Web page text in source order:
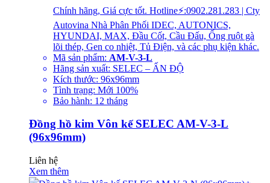
Chính hãng, Giá cực tốt. Hotline⚡:0902.281.283 | Cty
Autovina Nhà Phân Phối IDEC, AUTONICS,
HYUNDAI, MAX, Đầu Cốt, Cầu Đấu, Ống ruột gà
lõi thép, Gen co nhiệt, Tủ Điện, và các phụ kiện khác.
Mã sản phẩm: AM-V-3-L
Hãng sản xuất: SELEC – ẤN ĐỘ
Kích thước: 96x96mm
Tình trạng: Mới 100%
Bảo hành: 12 tháng
Đồng hồ kim Vôn kế SELEC AM-V-3-L
(96x96mm)
Liên hệ
Xem thêm